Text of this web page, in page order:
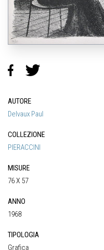
AUTORE
Delvaux Paul
COLLEZIONE
PIERACCINI
MISURE
76 X 57
ANNO
1968
TIPOLOGIA
Grafica